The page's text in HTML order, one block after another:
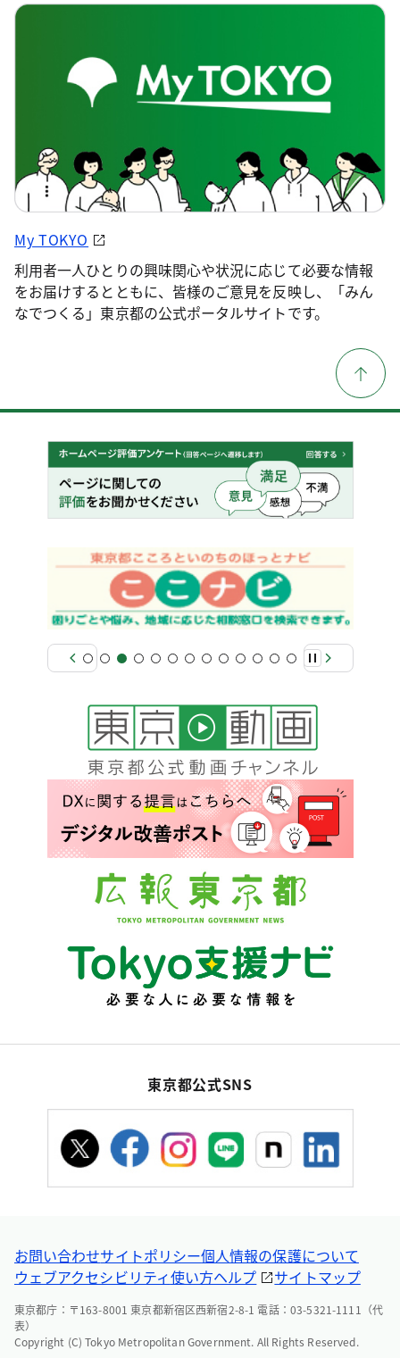
My TOKYO
利用者一人ひとりの興味関心や状況に応じて必要な情報
をお届けするとともに、皆様のご意見を反映し、「みん
なでつくる」東京都の公式ポータルサイトです。
東京都公式SNS
お問い合わせサイトポリシー個人情報の保護について
ウェブアクセシビリティ使い方ヘルプ サイトマップ
東京都庁：〒163-8001 東京都新宿区西新宿2-8-1 電話：03-5321-1111（代
表）
Copyright (C) Tokyo Metropolitan Government. All Rights Reserved.